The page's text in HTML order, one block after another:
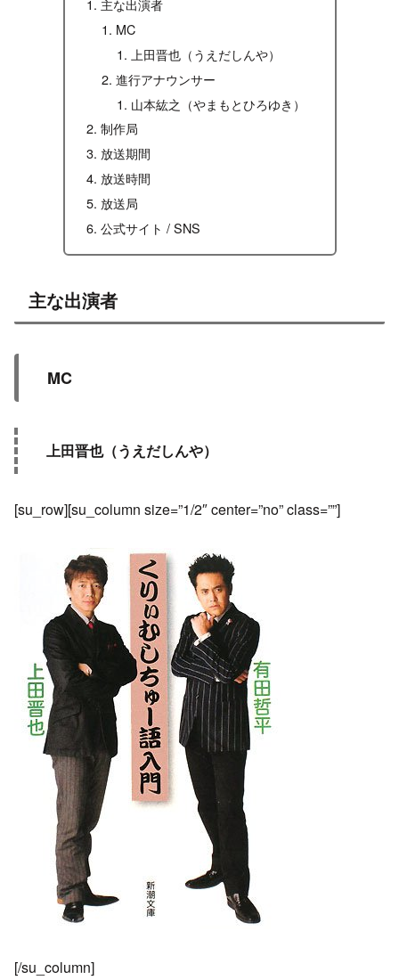
主な出演者
MC
上田晋也（うえだしんや）
進行アナウンサー
山本紘之（やまもとひろゆき）
制作局
放送期間
放送時間
放送局
公式サイト / SNS
主な出演者
MC
上田晋也（うえだしんや）
[su_row][su_column size=”1/2″ center=”no” class=””]
[/su_column]